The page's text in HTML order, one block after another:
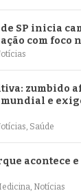
SP inicia
com foco
zumbido
mundial e
, Saúde
acontece e
, Notícias